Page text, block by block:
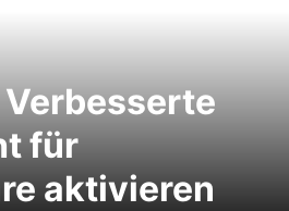
für
aktivieren